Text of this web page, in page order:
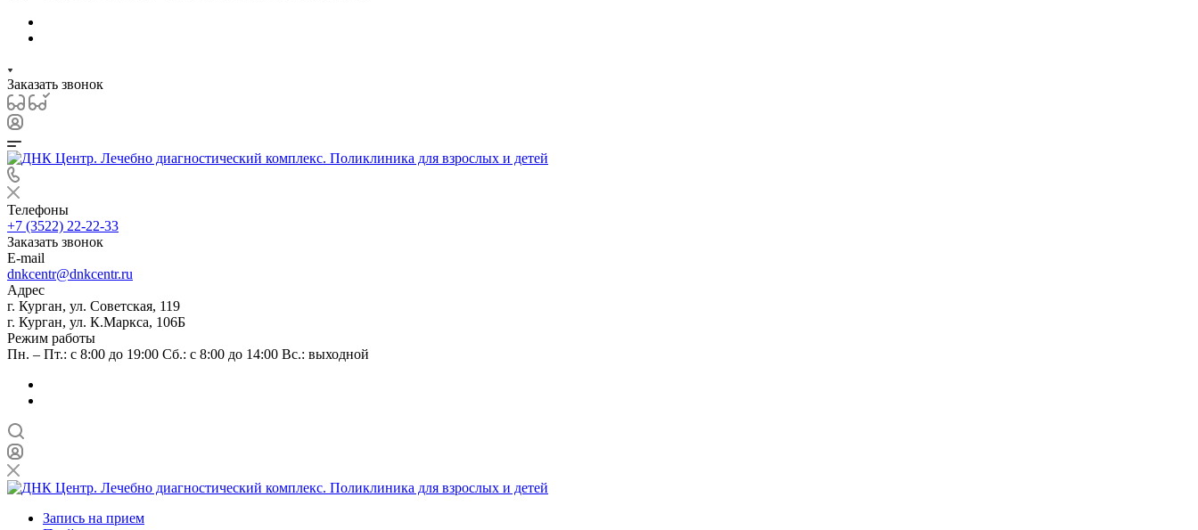
Заказать звонок
Телефоны
+7 (3522) 22-22-33
Заказать звонок
E-mail
dnkcentr@dnkcentr.ru
Адрес
г. Курган, ул. Советская, 119
г. Курган, ул. К.Маркса, 106Б
Режим работы
Пн. – Пт.: с 8:00 до 19:00 Сб.: с 8:00 до 14:00 Вс.: выходной
Запись на прием